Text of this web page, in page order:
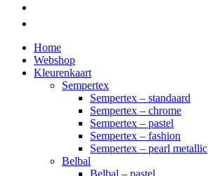
Home
Webshop
Kleurenkaart
Sempertex
Sempertex – standaard
Sempertex – chrome
Sempertex – pastel
Sempertex – fashion
Sempertex – pearl metallic
Belbal
Belbal – pastel